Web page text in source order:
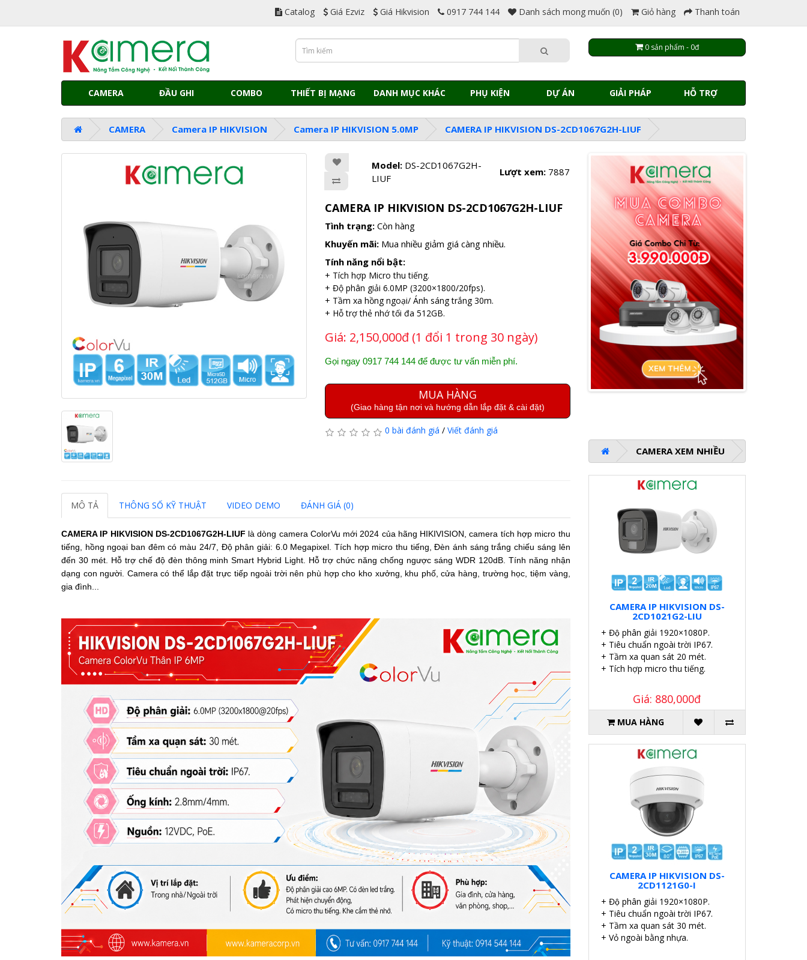
Catalog Giá Ezviz Giá Hikvision 0917 744 144 Danh sách mong muốn (0) Giỏ hàng Thanh toán
0 sản phẩm - 0đ
CAMERA ĐẦU GHI COMBO THIẾT BỊ MẠNG DANH MỤC KHÁC PHỤ KIỆN DỰ ÁN GIẢI PHÁP HỖ TRỢ
CAMERA Camera IP HIKVISION Camera IP HIKVISION 5.0MP CAMERA IP HIKVISION DS-2CD1067G2H-LIUF
Model: DS-2CD1067G2H-
LIUF
Lượt xem: 7887
CAMERA IP HIKVISION DS-2CD1067G2H-LIUF
Tình trạng: Còn hàng
Khuyến mãi: Mua nhiều giảm giá càng nhiều.
Tính năng nổi bật:
+ Tích hợp Micro thu tiếng.
+ Độ phân giải 6.0MP (3200×1800/20fps).
+ Tầm xa hồng ngoại/ Ánh sáng trắng 30m.
+ Hỗ trợ thẻ nhớ tối đa 512GB.
Giá: 2,150,000đ (1 đổi 1 trong 30 ngày)
Gọi ngay 0917 744 144 để được tư vấn miễn phí.
MUA HÀNG
(Giao hàng tận nơi và hướng dẫn lắp đặt & cài đặt)
0 bài đánh giá / Viết đánh giá
MÔ TẢ THÔNG SỐ KỸ THUẬT VIDEO DEMO ĐÁNH GIÁ (0)
CAMERA IP HIKVISION DS-2CD1067G2H-LIUF là dòng camera ColorVu mới 2024 của hãng HIKIVISION , camera tích hợp micro thu
tiếng, hồng ngoại ban đêm có màu 24/7, Độ phân giải: 6.0 Megapixel. Tích hợp micro thu tiếng, Đèn ánh sáng trắng chiếu sáng lên
đến 30 mét. Hỗ trợ chế độ đèn thông minh Smart Hybrid Light. Hỗ trợ chức năng chống ngược sáng WDR 120dB. Tính năng nhận
dạng con người. Camera có thể lắp đặt trực tiếp ngoài trời nên phù hợp cho kho xưởng, khu phố, cửa hàng, trường học, tiệm vàng,
gia đình...
CAMERA XEM NHIỀU
CAMERA IP HIKVISION DS-
2CD1021G2-LIU
+ Độ phân giải 1920×1080P.
+ Tiêu chuẩn ngoài trời IP67.
+ Tầm xa quan sát 20 mét.
+ Tích hợp micro thu tiếng.
Giá: 880,000đ
MUA HÀNG
CAMERA IP HIKVISION DS-
2CD1121G0-I
+ Độ phân giải 1920×1080P.
+ Tiêu chuẩn ngoài trời IP67.
+ Tầm xa quan sát 30 mét.
+ Vỏ ngoài bằng nhựa.